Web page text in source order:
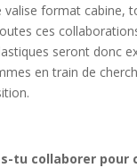
valise format cabine,
ces
seront donc
en train de
tu collaborer pour